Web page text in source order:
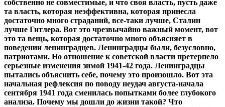
собственно не совместимые, и что своя власть, пусть даже
та власть, которая неэффективна, которая принесла
достаточно много страданий, все-таки лучше, Сталин
лучше Гитлера. Вот это чрезвычайно важный момент, вот
это та вещь, которая достаточно много объясняет в
поведении ленинградцев. Ленинградцы были, безусловно,
патриотами. Но отношение к советской власти претерпело
серьезные изменения зимой 1941-42 года. Ленинградцы
пытались объяснить себе, почему это произошло. Вот эта
начальная рефлексия по поводу неудач августа-начала
сентября 1941 года сменилась попытками более глубокого
анализа. Почему мы дошли до жизни такой? Что